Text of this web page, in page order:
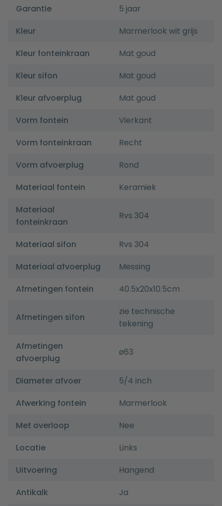
Garantie
5 jaar
Kleur
Marmerlook wit grijs
Kleur fonteinkraan
Mat goud
Kleur sifon
Mat goud
Kleur afvoerplug
Mat goud
Vorm fontein
Vierkant
Vorm fonteinkraan
Recht
Vorm afvoerplug
Rond
Materiaal fontein
Keramiek
Materiaal
fonteinkraan
Rvs 304
Materiaal sifon
Rvs 304
Materiaal afvoerplug
Messing
Afmetingen fontein
40.5x20x10.5cm
Afmetingen sifon
zie technische
tekening
Afmetingen
afvoerplug
ø63
Diameter afvoer
5/4 inch
Afwerking fontein
Marmerlook
Met overloop
Nee
Locatie
Links
Uitvoering
Hangend
Antikalk
Ja